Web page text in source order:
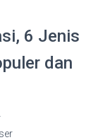
6 Jenis
dan